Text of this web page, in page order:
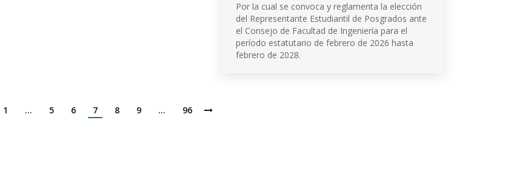
Por la cual se convoca y reglamenta la elección
del Representante Estudiantil de Posgrados ante
el Consejo de Facultad de Ingeniería para el
período estatutario de febrero de 2026 hasta
febrero de 2028.
1 … 5 6 7 8 9 … 96